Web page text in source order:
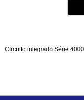
Circuito integrado Série